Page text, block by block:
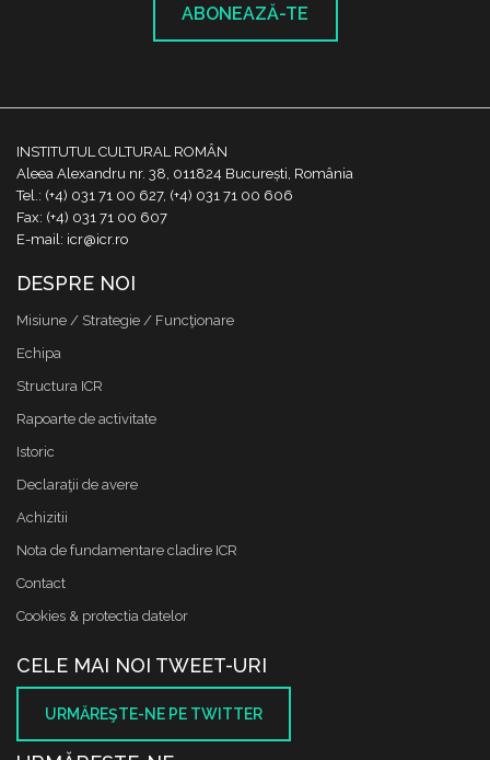
ABONEAZĂ-TE
INSTITUTUL CULTURAL ROMÂN
Aleea Alexandru nr. 38, 011824 București, România
Tel.: (+4) 031 71 00 627, (+4) 031 71 00 606
Fax: (+4) 031 71 00 607
E-mail: icr@icr.ro
DESPRE NOI
Misiune / Strategie / Funcţionare
Echipa
Structura ICR
Rapoarte de activitate
Istoric
Declaraţii de avere
Achizitii
Nota de fundamentare cladire ICR
Contact
Cookies & protectia datelor
CELE MAI NOI TWEET-URI
URMĂREŞTE-NE PE TWITTER